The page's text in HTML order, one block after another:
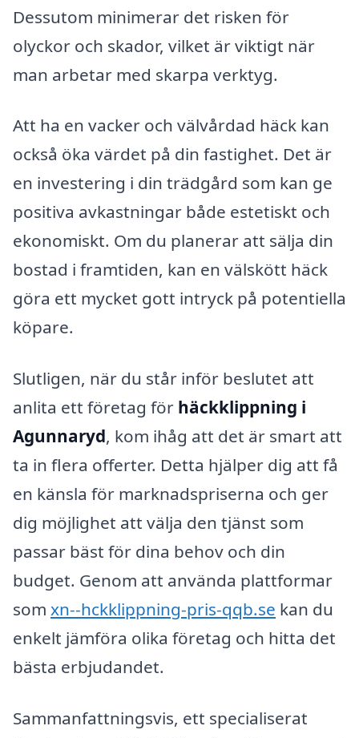
Dessutom minimerar det risken för
olyckor och skador, vilket är viktigt när
man arbetar med skarpa verktyg.
Att ha en vacker och välvårdad häck kan
också öka värdet på din fastighet. Det är
en investering i din trädgård som kan ge
positiva avkastningar både estetiskt och
ekonomiskt. Om du planerar att sälja din
bostad i framtiden, kan en välskött häck
göra ett mycket gott intryck på potentiella
köpare.
Slutligen, när du står inför beslutet att
anlita ett företag för häckklippning i
Agunnaryd, kom ihåg att det är smart att
ta in flera offerter. Detta hjälper dig att få
en känsla för marknadspriserna och ger
dig möjlighet att välja den tjänst som
passar bäst för dina behov och din
budget. Genom att använda plattformar
som xn--hckklippning-pris-qqb.se kan du
enkelt jämföra olika företag och hitta det
bästa erbjudandet.
Sammanfattningsvis, ett specialiserat